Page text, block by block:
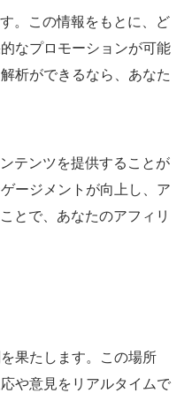
。この情報をもとに、ど
なプロモーションが可能
析ができるなら、あなた
テンツを提供することが
ージメントが向上し、ア
とで、あなたのアフィリ
果たします。この場所
や意見をリアルタイムで